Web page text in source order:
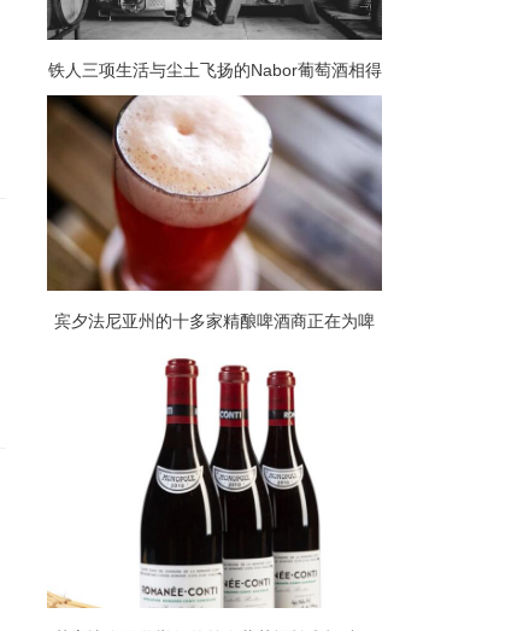
铁人三项生活与尘土飞扬的Nabor葡萄酒相得
宾夕法尼亚州的十多家精酿啤酒商正在为啤